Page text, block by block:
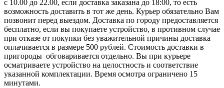
с 10.00 до 22.00, если доставка заказана до 18:00, то есть
возможность доставить в тот же день. Курьер обязательно Вам
позвонит перед выездом. Доставка по городу предоставляется
бесплатно, если вы покупаете устройство, в противном случае
при отказе от покупки без уважительной причины доставка
оплачивается в размере 500 рублей. Стоимость доставки в
пригороды обговаривается отдельно. Вы при курьере
осматриваете устройство на целостность и соответствие
указанной комплектации. Время осмотра ограничено 15
минутами.